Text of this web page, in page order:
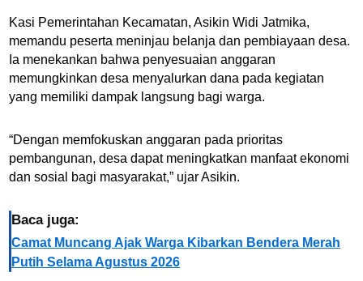
Kasi Pemerintahan Kecamatan, Asikin Widi Jatmika,
memandu peserta meninjau belanja dan pembiayaan desa.
Ia menekankan bahwa penyesuaian anggaran
memungkinkan desa menyalurkan dana pada kegiatan
yang memiliki dampak langsung bagi warga.
“Dengan memfokuskan anggaran pada prioritas
pembangunan, desa dapat meningkatkan manfaat ekonomi
dan sosial bagi masyarakat,” ujar Asikin.
Baca juga:
Camat Muncang Ajak Warga Kibarkan Bendera Merah
Putih Selama Agustus 2026